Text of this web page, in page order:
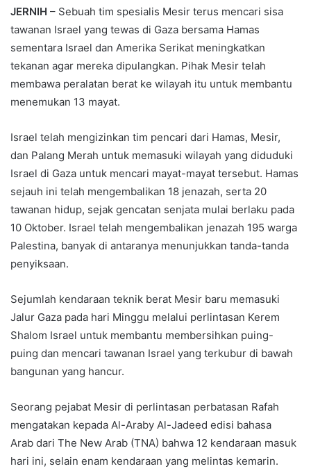
JERNIH – Sebuah tim spesialis Mesir terus mencari sisa
tawanan Israel yang tewas di Gaza bersama Hamas
sementara Israel dan Amerika Serikat meningkatkan
tekanan agar mereka dipulangkan. Pihak Mesir telah
membawa peralatan berat ke wilayah itu untuk membantu
menemukan 13 mayat.
Israel telah mengizinkan tim pencari dari Hamas, Mesir,
dan Palang Merah untuk memasuki wilayah yang diduduki
Israel di Gaza untuk mencari mayat-mayat tersebut. Hamas
sejauh ini telah mengembalikan 18 jenazah, serta 20
tawanan hidup, sejak gencatan senjata mulai berlaku pada
10 Oktober. Israel telah mengembalikan jenazah 195 warga
Palestina, banyak di antaranya menunjukkan tanda-tanda
penyiksaan.
Sejumlah kendaraan teknik berat Mesir baru memasuki
Jalur Gaza pada hari Minggu melalui perlintasan Kerem
Shalom Israel untuk membantu membersihkan puing-
puing dan mencari tawanan Israel yang terkubur di bawah
bangunan yang hancur.
Seorang pejabat Mesir di perlintasan perbatasan Rafah
mengatakan kepada Al-Araby Al-Jadeed edisi bahasa
Arab dari The New Arab (TNA) bahwa 12 kendaraan masuk
hari ini, selain enam kendaraan yang melintas kemarin.